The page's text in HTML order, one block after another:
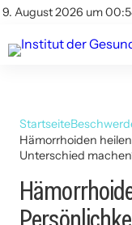
9. August 2026 um
Kontakt
Kontakt
AGBs
Startseite
Hämorrhoiden
Unterschied